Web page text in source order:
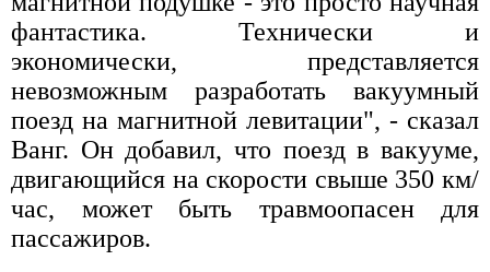
фантастика. Технически и
экономически, представляется
невозможным разработать вакуумный
поезд на магнитной левитации", - сказал
Ванг. Он добавил, что поезд в вакууме,
двигающийся на скорости свыше 350 км/
час, может быть травмоопасен для
пассажиров.